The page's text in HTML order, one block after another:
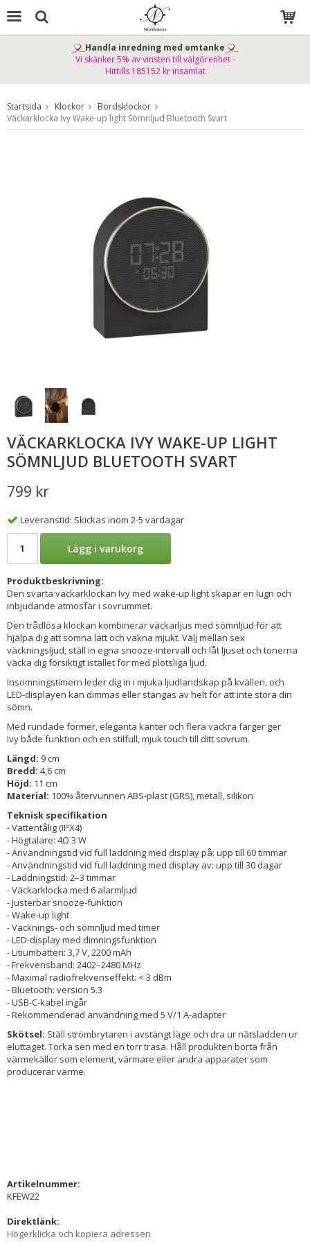
Produkten har blivit tillagd i varukorgen
Handla inredning med omtanke
Vi skänker 5% av vinsten till välgörenhet -
Hittills 185152 kr insamlat
Startsida Klockor
Bordsklockor
Väckarklocka Ivy Wake-up light Sömnljud Bluetooth Svart
VÄCKARKLOCKA IVY WAKE-UP LIGHT
SÖMNLJUD BLUETOOTH SVART
799 kr
Leveranstid: Skickas inom 2-5 vardagar
Lägg i varukorg
Produktbeskrivning:
Den svarta väckarklockan Ivy med wake-up light skapar en lugn och
inbjudande atmosfär i sovrummet.
Den trådlösa klockan kombinerar väckarljus med sömnljud för att
hjälpa dig att somna lätt och vakna mjukt. Välj mellan sex
väckningsljud, ställ in egna snooze-intervall och låt ljuset och tonerna
väcka dig försiktigt istället för med plötsliga ljud.
Insomningstimern leder dig in i mjuka ljudlandskap på kvällen, och
LED-displayen kan dimmas eller stängas av helt för att inte störa din
sömn.
Med rundade former, eleganta kanter och flera vackra färger ger
Ivy både funktion och en stilfull, mjuk touch till ditt sovrum.
Längd: 9 cm
Bredd: 4,6 cm
Höjd: 11 cm
Material: 100% återvunnen ABS-plast (GRS), metall, silikon
Teknisk specifikation
- Vattentålig (IPX4)
- Högtalare: 4Ω 3 W
- Användningstid vid full laddning med display på: upp till 60 timmar
- Användningstid vid full laddning med display av: upp till 30 dagar
- Laddningstid: 2–3 timmar
- Väckarklocka med 6 alarmljud
- Justerbar snooze-funktion
- Wake-up light
- Väcknings- och sömnljud med timer
- LED-display med dimningsfunktion
- Litiumbatteri: 3,7 V, 2200 mAh
- Frekvensband: 2402–2480 MHz
- Maximal radiofrekvenseffekt: < 3 dBm
- Bluetooth: version 5.3
- USB-C-kabel ingår
- Rekommenderad användning med 5 V/1 A-adapter
Skötsel: Ställ strömbrytaren i avstängt läge och dra ur nätsladden ur
eluttaget. Torka sen med en torr trasa. Håll produkten borta från
värmekällor som element, värmare eller andra apparater som
producerar värme.
Artikelnummer:
KFEW22
Direktlänk:
Högerklicka och kopiera adressen